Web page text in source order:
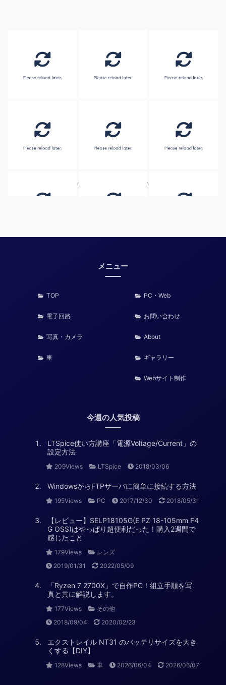
Combine Social Photos from
メニュー
TOP
電子回路
写真・カメラ
車
PC・Web
お問い合わせ
About
ギャラリー
Webサイト制作
今週の人気投稿
LTSpice使い方講座「電源Voltage/Current」の
設定方法
209Views LTSpice 2018/03/06
WindowsからFTPサーバに簡単に接続する方法
195Views PC 2017/12/30 2018/05/31
【レビュー】SELP18105G(E PZ 18-105mm F4
G OSS)はやっぱり超便利だった！購入2週間で
感じたこと
179Views
レンズ
2019/01/31
2022/05/09
「Ryzen 7 2700X」で自作PC！組立手順を写
真と共に解説します。
177Views
その他
2018/09/04
2020/02/23
エクストレイル NT31 のバッテリサイズを大き
くする【DIY】
128Views 車 2026/06/04 2026/06/07